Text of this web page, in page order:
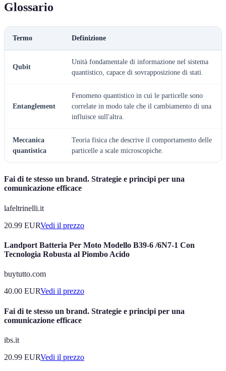
Glossario
Termo Definizione
Qubit
Unità fondamentale di informazione nel sistema
quantistico, capace di sovrapposizione di stati.
Entanglement
Fenomeno quantistico in cui le particelle sono
correlate in modo tale che il cambiamento di una
influisce sull'altra.
Meccanica
quantistica
Teoria fisica che descrive il comportamento delle
particelle a scale microscopiche.
Fai di te stesso un brand. Strategie e principi per una
comunicazione efficace
lafeltrinelli.it
20.99 EURVedi il prezzo
Landport Batteria Per Moto Modello B39-6 /6N7-1 Con
Tecnologia Robusta al Piombo Acido
buytutto.com
40.00 EURVedi il prezzo
Fai di te stesso un brand. Strategie e principi per una
comunicazione efficace
ibs.it
20.99 EURVedi il prezzo